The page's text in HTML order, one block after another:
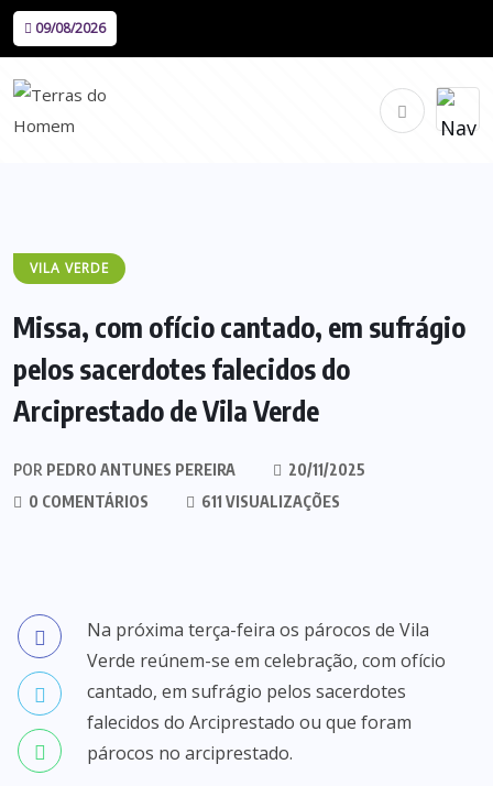
09/08/2026
VILA VERDE
Missa, com ofício cantado, em sufrágio
pelos sacerdotes falecidos do
Arciprestado de Vila Verde
POR PEDRO ANTUNES PEREIRA
20/11/2025
0 COMENTÁRIOS
611 VISUALIZAÇÕES
Na próxima terça-feira os párocos de Vila
Verde reúnem-se em celebração, com ofício
cantado, em sufrágio pelos sacerdotes
falecidos do Arciprestado ou que foram
párocos no arciprestado.